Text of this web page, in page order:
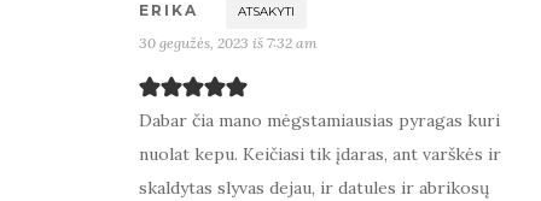
ERIKA ATSAKYTI
30 gegužės, 2023 iš 7:32 am
Dabar čia mano mėgstamiausias pyragas kuri
nuolat kepu. Keičiasi tik įdaras, ant varškės ir
skaldytas slyvas dejau, ir datules ir abrikosų